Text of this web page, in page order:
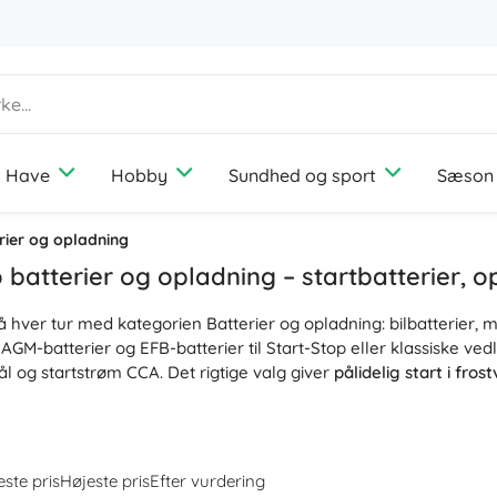
Hjem
Diffusorer og dufte
Opbevaring og organisering af vasketøj
Belysning
Beskyttelse og sikkerhed
Termometre og vejrstationer
Arbejdsrum og kontor
Underholdning
Medier
Spilkonsoller
Droner
Projektorer
Elektriske køretøjer
Selskabsspil
Byggesæt og puslespil
Have
Havemøbler
Hobby
Fotografering
Syning og hækling
Sundhed og sport
Udendørs udstyr
Turistudstyr
Camping
Fiskeri
Svampejagt
Sæson
Ferie
Rejser
Dyreartikler
Hunde
Fugle
Gnavere
Gavekort
og opladning
batterier og opladning – startbatterier,
hver tur med kategorien Batterier og opladning: bilbatterier,
batterier og EFB-batterier til Start-Stop eller klassiske
og startstrøm CCA. Det rigtige valg giver pålidelig start i
vi smarte opladere til bilbatterier og
vintertilstand, recond og desulfatering. Funktioner
til diagnostik af akkumulatorens og generatorens tilstand.
prisHøjeste prisEfter vurdering